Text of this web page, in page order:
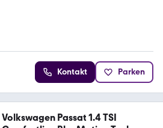
Kontakt Parken
Volkswagen Passat 1.4 TSI